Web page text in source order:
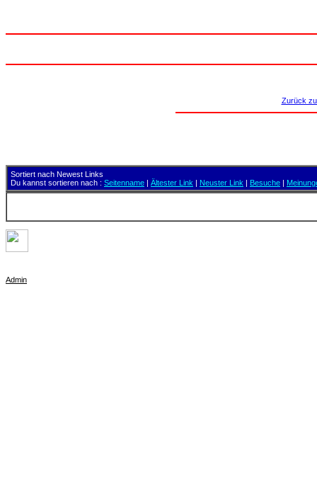
Zurück
Sortiert nach Newest Links
Du kannst sortieren nach : Seitenname | Ältester Link | Neuster Link | Besuche |
Admin